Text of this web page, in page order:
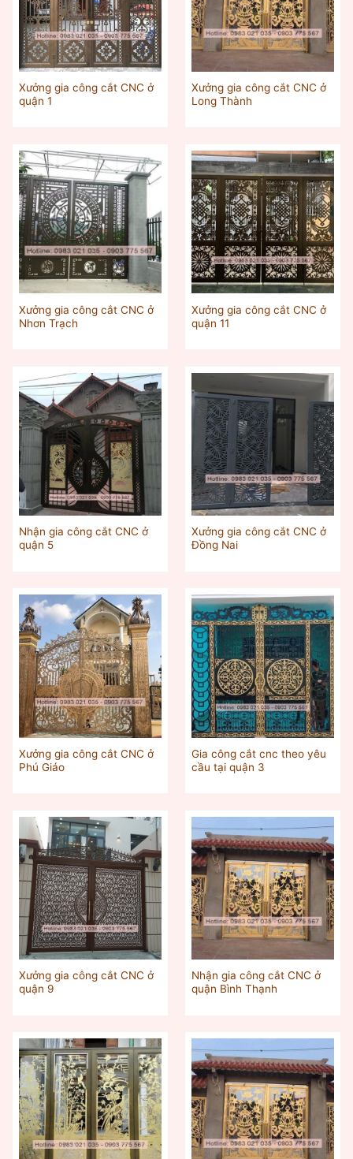
Xưởng gia công cắt CNC ở
quận 1
Xưởng gia công cắt CNC ở
Long Thành
Xưởng gia công cắt CNC ở
Nhơn Trạch
Xưởng gia công cắt CNC ở
quận 11
Nhận gia công cắt CNC ở
quận 5
Xưởng gia công cắt CNC ở
Đồng Nai
Xưởng gia công cắt CNC ở
Phú Giáo
Gia công cắt cnc theo yêu
cầu tại quận 3
Xưởng gia công cắt CNC ở
quận 9
Nhận gia công cắt CNC ở
quận Bình Thạnh